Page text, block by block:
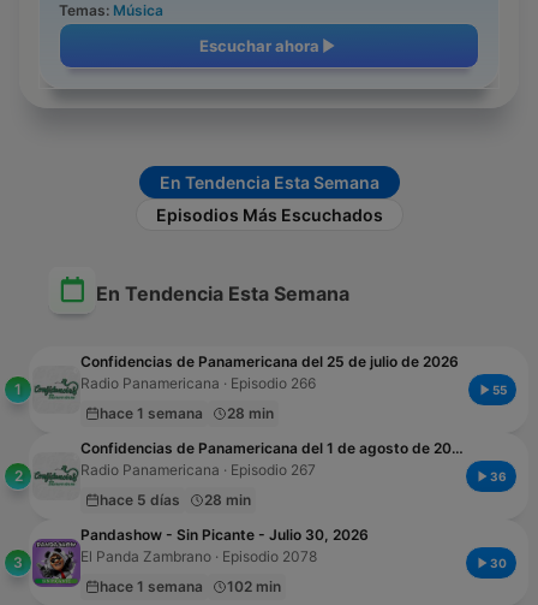
Temas: Música
Escuchar ahora
En Tendencia Esta Semana
Episodios Más Escuchados
En Tendencia Esta Semana
1
Confidencias de Panamericana del 25 de julio de 2026
Radio Panamericana · Episodio 266
hace 1 semana
28 min
55
2
Confidencias de Panamericana del 1 de agosto de 2026
Radio Panamericana · Episodio 267
hace 5 días
28 min
36
3
Pandashow - Sin Picante - Julio 30, 2026
El Panda Zambrano · Episodio 2078
hace 1 semana
102 min
30